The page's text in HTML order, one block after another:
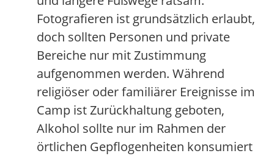
Fotografieren ist grundsätzlich erlaubt,
doch sollten Personen und private
Bereiche nur mit Zustimmung
aufgenommen werden. Während
religiöser oder familiärer Ereignisse im
Camp ist Zurückhaltung geboten,
Alkohol sollte nur im Rahmen der
örtlichen Gepflogenheiten konsumiert